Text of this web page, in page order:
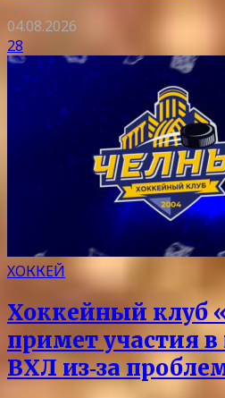
04.08.2026
28
ХОККЕЙ
Хоккейный клуб
примет участия в
ВХЛ из‑за